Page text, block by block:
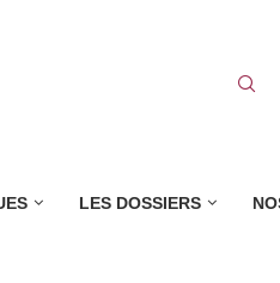
LES DOSSIERS